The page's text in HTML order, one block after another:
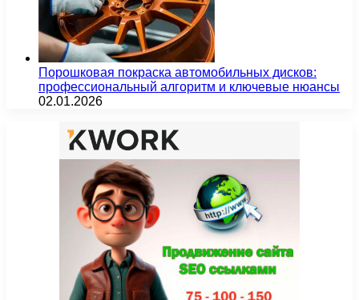
Порошковая покраска автомобильных дисков:
профессиональный алгоритм и ключевые нюансы
02.01.2026